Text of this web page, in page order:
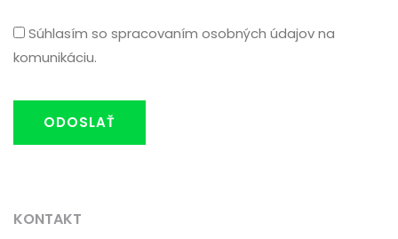
Súhlasím so spracovaním osobných údajov na
komunikáciu.
ODOSLAŤ
KONTAKT